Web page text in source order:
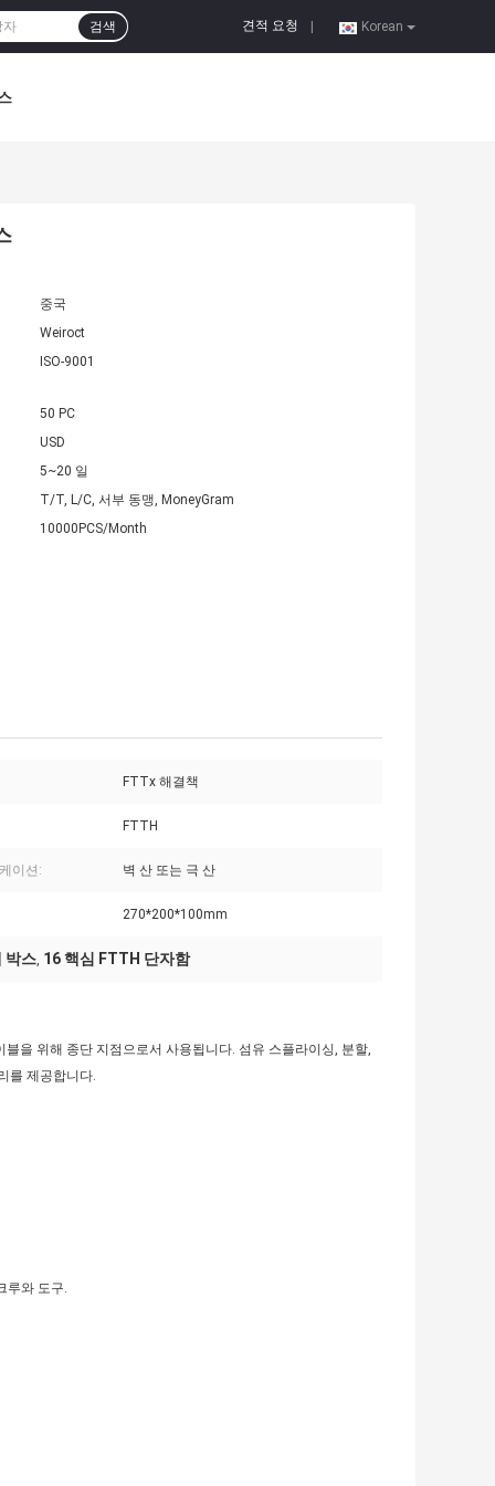
Korean
견적 요청
검색
중국
Weiroct
ISO-9001
50 PC
USD
5~20 일
T/T, L/C, 서부 동맹, MoneyGram
10000PCS/Month
FTTx 해결책
FTTH
이션: 벽 산 또는 극 산
270*200*100mm
박스, 16 핵심 FTTH 단자함
을 위해 종단 지점으로서 사용됩니다. 섬유 스플라이싱, 분할,
를 제공합니다.
루와 도구.